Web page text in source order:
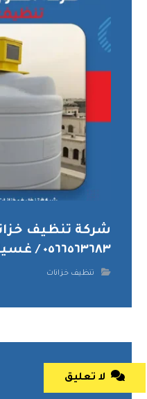
شركة تنظيف
٠٥٦٦٥٦٣٦٨٣ / غسيل خزانات
تنظيف خزانات
لا تعليق